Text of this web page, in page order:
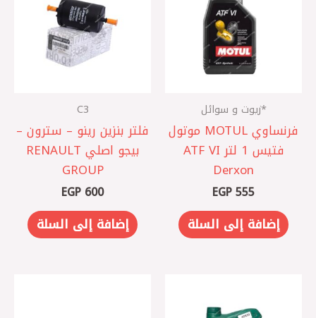
*زيوت و سوائل
فرنساوي MOTUL موتول
فتيس 1 لتر ATF VI
Derxon
EGP555
إضافة إلى السلة
C3
فلتر بنزين رينو – سترون –
بيجو اصلي RENAULT
GROUP
EGP 600
إضافة إلى السلة